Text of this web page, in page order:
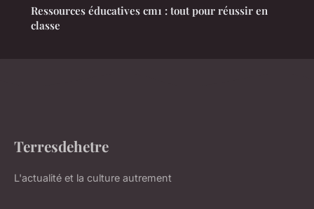
Ressources éducatives cm1 : tout pour réussir en
classe
Terresdehetre
L'actualité et la culture autrement